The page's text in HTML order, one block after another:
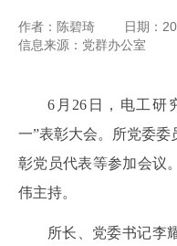
作者：陈碧琦
日期：
信息来源：党群办公室
6 月26日，电工研
一”表彰大会。所党委
彰党员代表等参加会议
伟主持。
所长、党委书记李